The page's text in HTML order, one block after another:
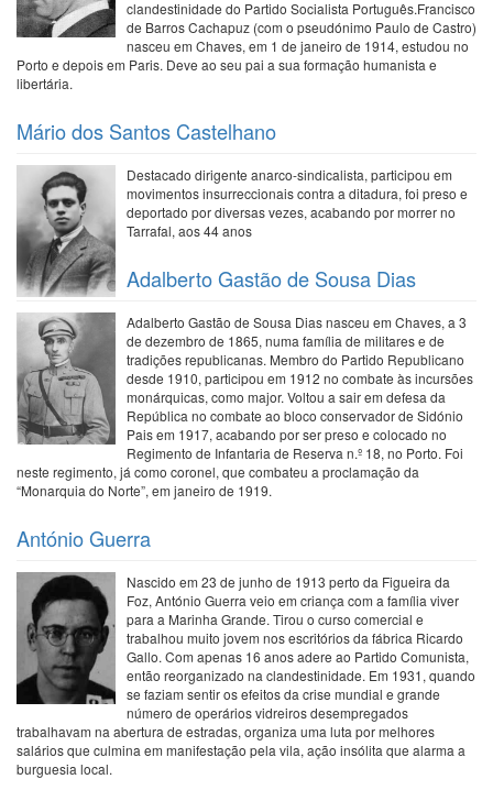
clandestinidade do Partido Socialista Português.Francisco
de Barros Cachapuz (com o pseudónimo Paulo de Castro)
nasceu em Chaves, em 1 de janeiro de 1914, estudou no
Porto e depois em Paris. Deve ao seu pai a sua formação humanista e
libertária.
Mário dos Santos Castelhano
Destacado dirigente anarco-sindicalista, participou em
movimentos insurreccionais contra a ditadura, foi preso e
deportado por diversas vezes, acabando por morrer no
Tarrafal, aos 44 anos
Adalberto Gastão de Sousa Dias
Adalberto Gastão de Sousa Dias nasceu em Chaves, a 3
de dezembro de 1865, numa família de militares e de
tradições republicanas. Membro do Partido Republicano
desde 1910, participou em 1912 no combate às incursões
monárquicas, como major. Voltou a sair em defesa da
República no combate ao bloco conservador de Sidónio
Pais em 1917, acabando por ser preso e colocado no
Regimento de Infantaria de Reserva n.º 18, no Porto. Foi
neste regimento, já como coronel, que combateu a proclamação da
“Monarquia do Norte”, em janeiro de 1919.
António Guerra
Nascido em 23 de junho de 1913 perto da Figueira da
Foz, António Guerra veio em criança com a família viver
para a Marinha Grande. Tirou o curso comercial e
trabalhou muito jovem nos escritórios da fábrica Ricardo
Gallo. Com apenas 16 anos adere ao Partido Comunista,
então reorganizado na clandestinidade. Em 1931, quando
se faziam sentir os efeitos da crise mundial e grande
número de operários vidreiros desempregados
trabalhavam na abertura de estradas, organiza uma luta por melhores
salários que culmina em manifestação pela vila, ação insólita que alarma a
burguesia local.